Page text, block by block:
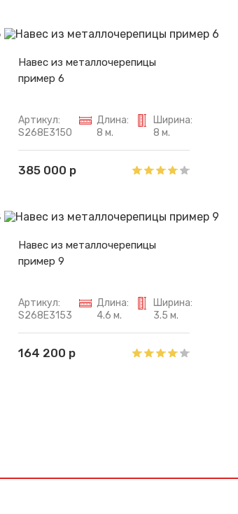
Навес из металлочерепицы
пример 6
Артикул:
S268E3150
Длина:
8 м.
Ширина:
8 м.
385 000 р
Навес из металлочерепицы
пример 9
Артикул:
S268E3153
Длина:
4.6 м.
Ширина:
3.5 м.
164 200 р